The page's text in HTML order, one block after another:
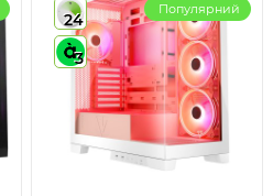
24
3
Популярний